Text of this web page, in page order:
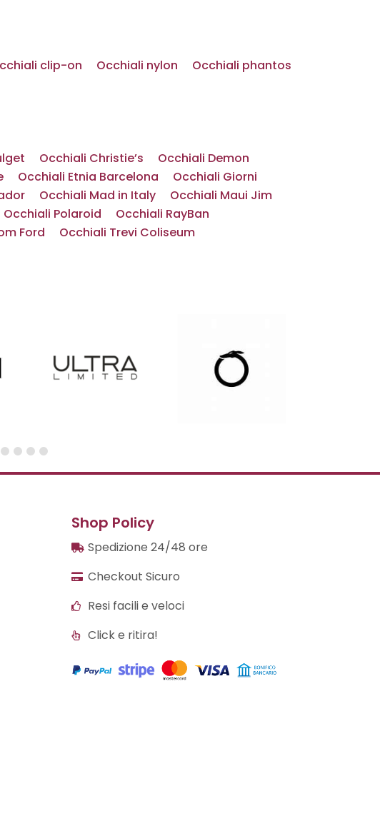
clip-on Occhiali nylon
Occhiali phantos
Occhiali Christie’s
Occhiali Demon
Occhiali Etnia Barcelona
Occhiali Giorni
Occhiali Mad in Italy
Occhiali Maui Jim
Occhiali Polaroid
Occhiali RayBan
Ford
Occhiali Trevi Coliseum
Shop Policy
Spedizione 24/48 ore
Checkout Sicuro
Resi facili e veloci
Click e ritira!